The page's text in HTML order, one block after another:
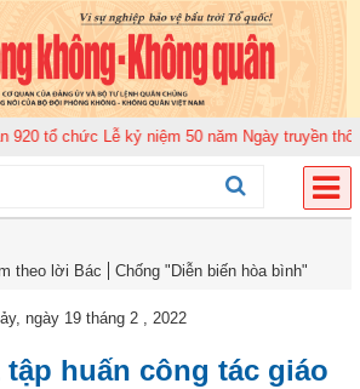
tổ chức Lễ kỷ niệm 50 năm Ngày truyền thống
theo lời Bác Chống "Diễn biến hòa bình"
ngày 19 tháng 2 , 2022
tập huấn công tác giáo